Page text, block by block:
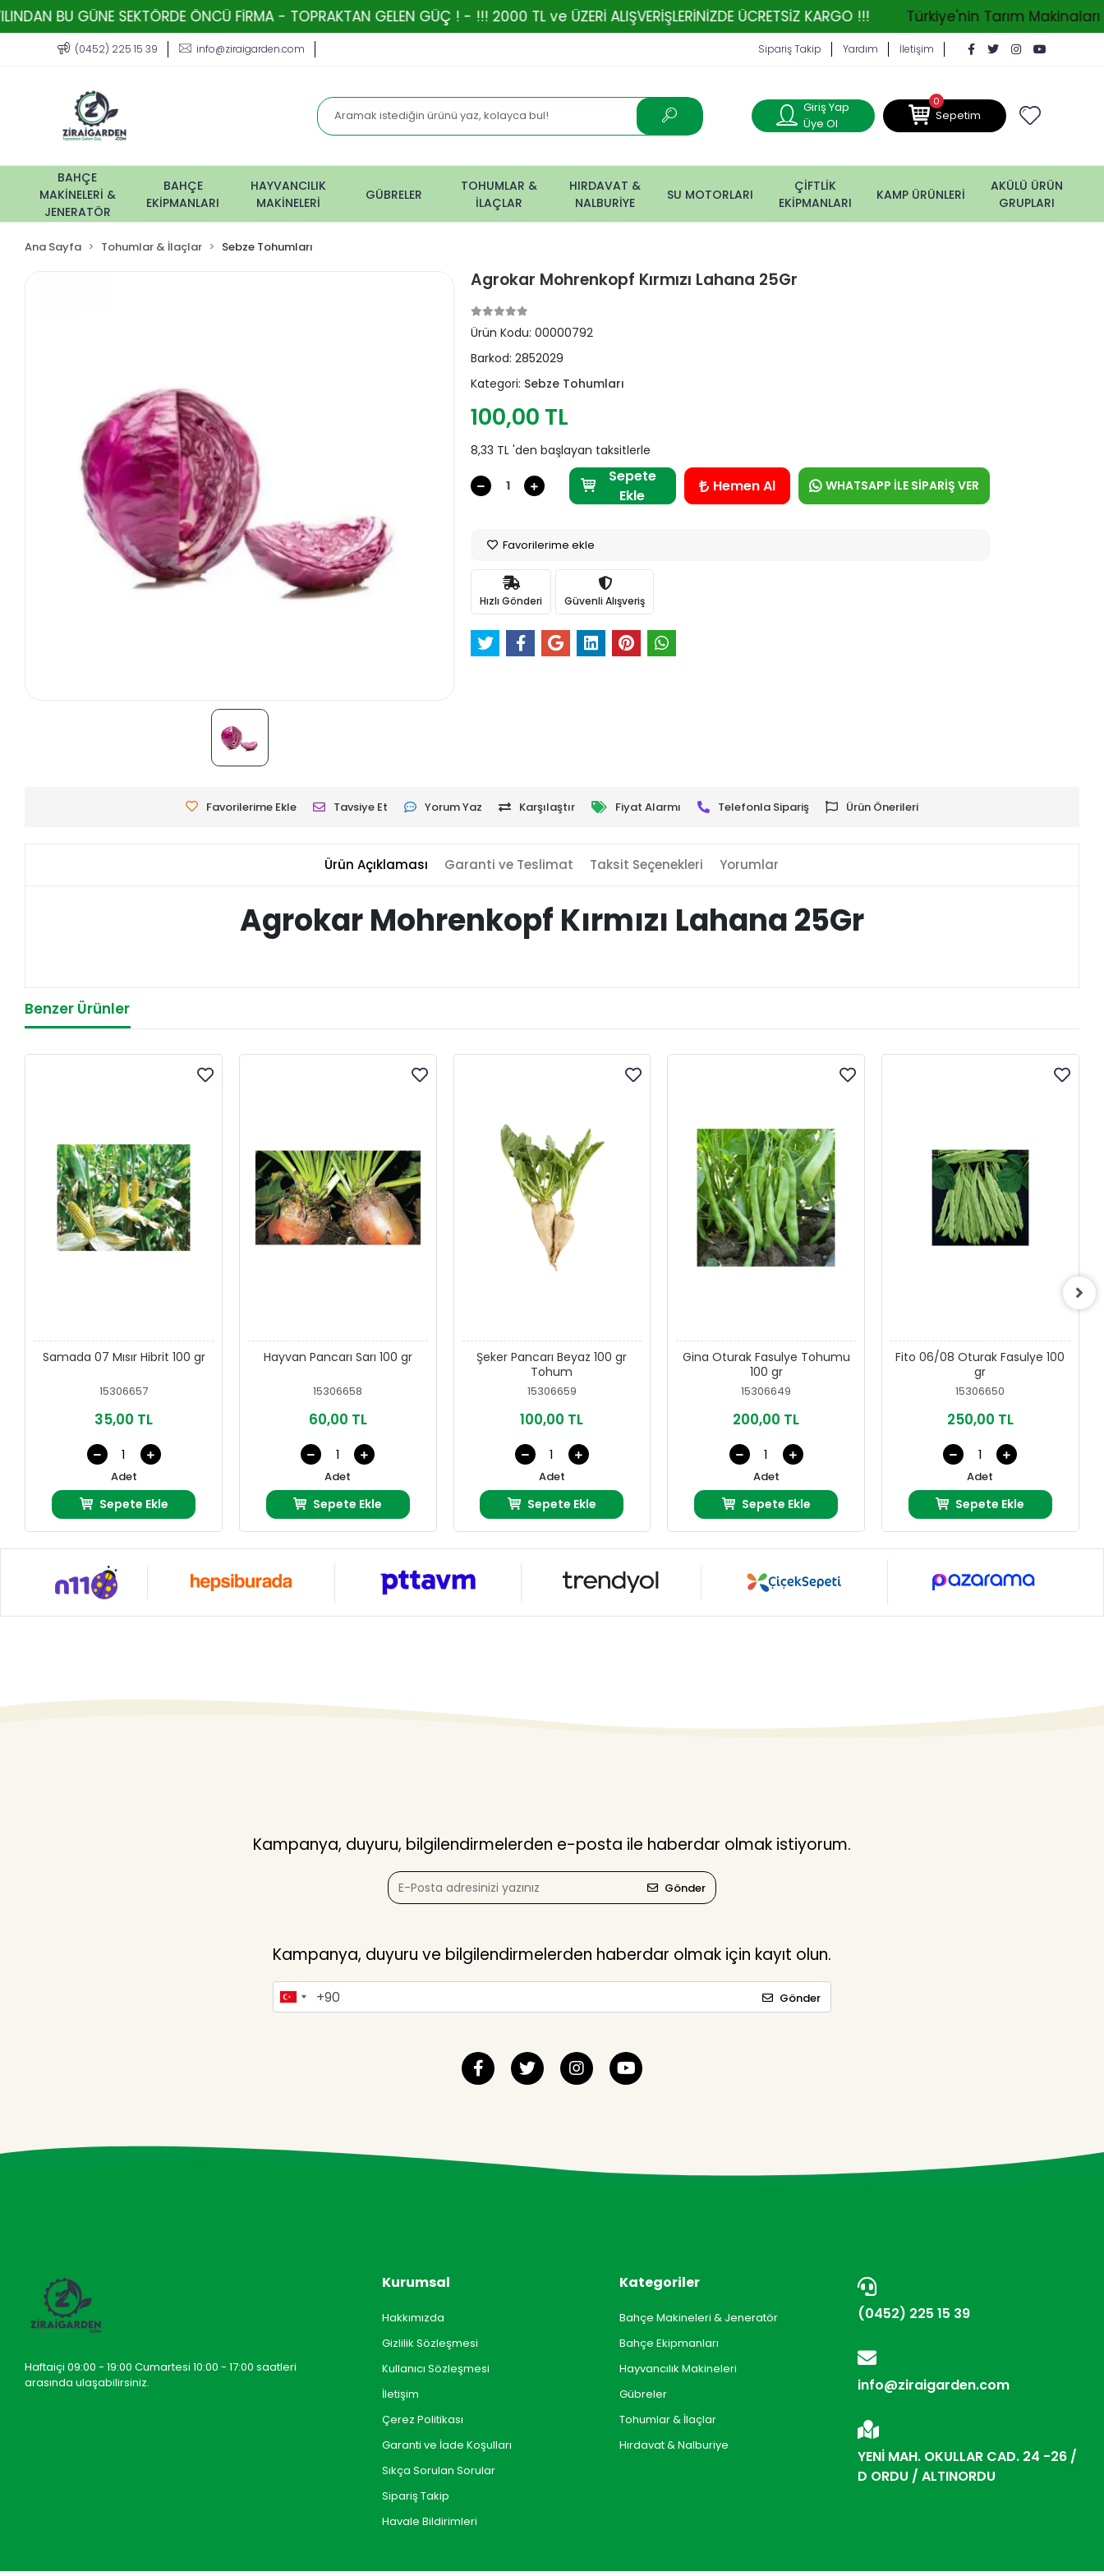
SEKTÖRDE ÖNCÜ FİRMA - TOPRAKTAN GELEN GÜÇ ! - !!! 2000 TL ve ÜZERİ ALIŞVERİŞLERİNİZDE ÜCRETSİZ KARGO !!! Türkiye'nin Tarım Makinaları ve
(0452) 225 15 39 info@ziraigarden.com Sipariş Takip Yardım İletişim
Giriş Yap
Üye Ol
0
Sepetim
BAHÇE
MAKİNELERİ &
JENERATÖR
BAHÇE
EKİPMANLARI
HAYVANCILIK
MAKİNELERİ
GÜBRELER
TOHUMLAR &
İLAÇLAR
HIRDAVAT &
NALBURİYE
SU MOTORLARI
ÇİFTLİK
EKİPMANLARI
KAMP ÜRÜNLERİ
AKÜLÜ ÜRÜN
GRUPLARI
Ana Sayfa Tohumlar & İlaçlar Sebze Tohumları
Agrokar Mohrenkopf Kırmızı Lahana 25Gr
Ürün Kodu:00000792
Barkod:2852029
Kategori: Sebze Tohumları
100,00 TL
8,33 TL 'den başlayan taksitlerle
Sepete
Ekle
Hemen Al WHATSAPP İLE SİPARİŞ VER
Favorilerime ekle
Hızlı Gönderi Güvenli Alışveriş
Favorilerime Ekle Tavsiye Et Yorum Yaz Karşılaştır Fiyat Alarmı Telefonla Sipariş Ürün Önerileri
Ürün Açıklaması Garanti ve Teslimat Taksit Seçenekleri Yorumlar
Agrokar Mohrenkopf Kırmızı Lahana 25Gr
Benzer Ürünler
Samada 07 Mısır Hibrit 100 gr
15306657
35,00 TL
Adet
Sepete Ekle
Hayvan Pancarı Sarı 100 gr
15306658
60,00 TL
Adet
Sepete Ekle
Şeker Pancarı Beyaz 100 gr
Tohum
15306659
100,00 TL
Adet
Sepete Ekle
Gina Oturak Fasulye Tohumu
100 gr
15306649
200,00 TL
Adet
Sepete Ekle
Fito 06/08 Oturak Fasulye 100
gr
15306650
250,00 TL
Adet
Sepete Ekle
Kampanya, duyuru, bilgilendirmelerden e-posta ile haberdar olmak istiyorum.
Gönder
Kampanya, duyuru ve bilgilendirmelerden haberdar olmak için kayıt olun.
Gönder
Haftaiçi 09:00 - 19:00 Cumartesi 10:00 - 17:00 saatleri
arasında ulaşabilirsiniz.
Kurumsal
Hakkımızda
Gizlilik Sözleşmesi
Kullanıcı Sözleşmesi
İletişim
Çerez Politikası
Garanti ve İade Koşulları
Sıkça Sorulan Sorular
Sipariş Takip
Havale Bildirimleri
Kategoriler
Bahçe Makineleri & Jeneratör
Bahçe Ekipmanları
Hayvancılık Makineleri
Gübreler
Tohumlar & İlaçlar
Hırdavat & Nalburiye
(0452) 225 15 39
info@ziraigarden.com
YENİ MAH. OKULLAR CAD. 24 -26 /
D ORDU / ALTINORDU